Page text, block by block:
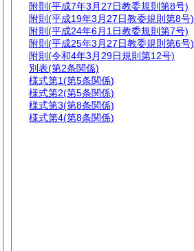
附則 (平成7年3月27日教委規則第8号)
附則 (平成19年3月27日教委規則第8号)
附則 (平成24年6月1日教委規則第7号)
附則 (平成25年3月27日教委規則第6号)
附則 (令和4年3月29日規則第12号)
別表(第2条関係)
様式第1(第5条関係)
様式第2(第5条関係)
様式第3(第8条関係)
様式第4(第8条関係)